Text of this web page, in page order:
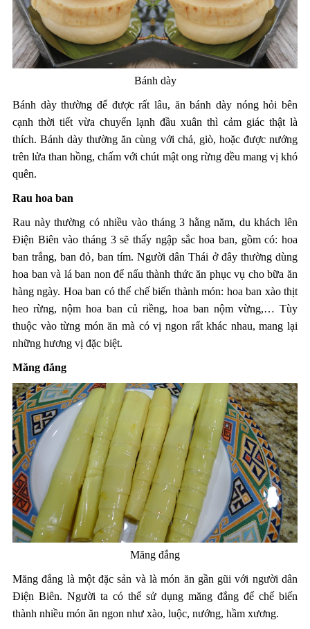
Bánh dày
Bánh dày thường để được rất lâu, ăn bánh dày nóng hỏi bên
cạnh thời tiết vừa chuyển lạnh đầu xuân thì cảm giác thật là
thích. Bánh dày thường ăn cùng với chả, giò, hoặc được nướng
trên lửa than hồng, chấm với chút mật ong rừng đều mang vị khó
quên.
Rau hoa ban
Rau này thường có nhiều vào tháng 3 hằng năm, du khách lên
Điện Biên vào tháng 3 sẽ thấy ngập sắc hoa ban, gồm có: hoa
ban trắng, ban đỏ, ban tím. Người dân Thái ở đây thường dùng
hoa ban và lá ban non để nấu thành thức ăn phục vụ cho bữa ăn
hàng ngày. Hoa ban có thể chế biến thành món: hoa ban xào thịt
heo rừng, nộm hoa ban củ riềng, hoa ban nộm vừng,… Tùy
thuộc vào từng món ăn mà có vị ngon rất khác nhau, mang lại
những hương vị đặc biệt.
Măng đắng
Măng đắng
Măng đắng là một đặc sản và là món ăn gần gũi với người dân
Điện Biên. Người ta có thể sử dụng măng đắng để chế biến
thành nhiều món ăn ngon như xào, luộc, nướng, hầm xương.